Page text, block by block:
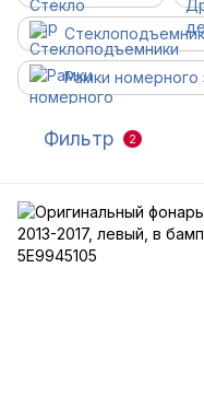
Рамки номерного
Фильтр 2